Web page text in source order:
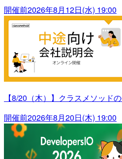
開催前2026年8月12日(水) 19:00
【8/20（木）】クラスメソッド
開催前2026年8月20日(木) 19:00